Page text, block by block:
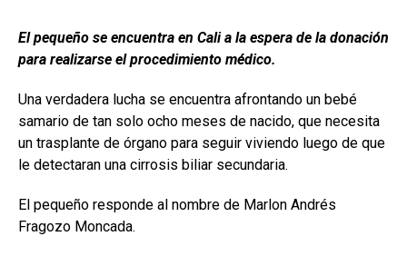
El pequeño se encuentra en Cali a la espera de la donación
para realizarse el procedimiento médico.
Una verdadera lucha se encuentra afrontando un bebé
samario de tan solo ocho meses de nacido, que necesita
un trasplante de órgano para seguir viviendo luego de que
le detectaran una cirrosis biliar secundaria.
El pequeño responde al nombre de Marlon Andrés
Fragozo Moncada.